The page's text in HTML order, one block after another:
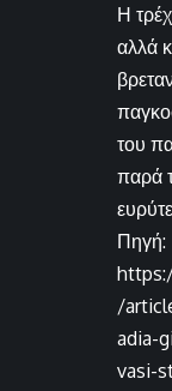
Η
αλλά
του
παρά
Πηγή:
/
adia-
vasi-